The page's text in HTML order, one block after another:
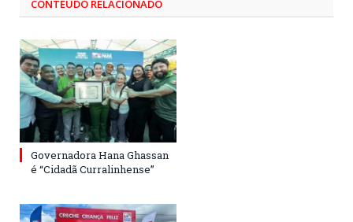
CONTEÚDO RELACIONADO
Governadora Hana Ghassan
é “Cidadã Curralinhense”